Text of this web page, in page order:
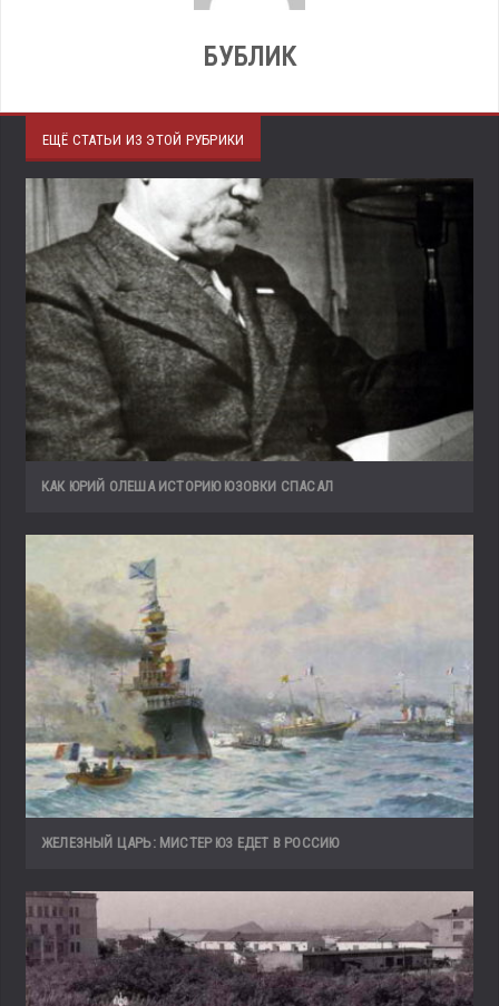
БУБЛИК
ЕЩЁ СТАТЬИ ИЗ ЭТОЙ РУБРИКИ
КАК ЮРИЙ ОЛЕША ИСТОРИЮ ЮЗОВКИ СПАСАЛ
ЖЕЛЕЗНЫЙ ЦАРЬ: МИСТЕР ЮЗ ЕДЕТ В РОССИЮ